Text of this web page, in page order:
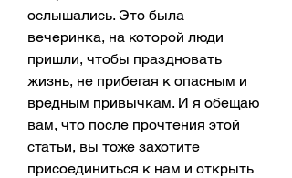
ослышались. Это была
вечеринка, на которой люди
пришли, чтобы праздновать
жизнь, не прибегая к опасным и
вредным привычкам. И я обещаю
вам, что после прочтения этой
статьи, вы тоже захотите
присоединиться к нам и открыть